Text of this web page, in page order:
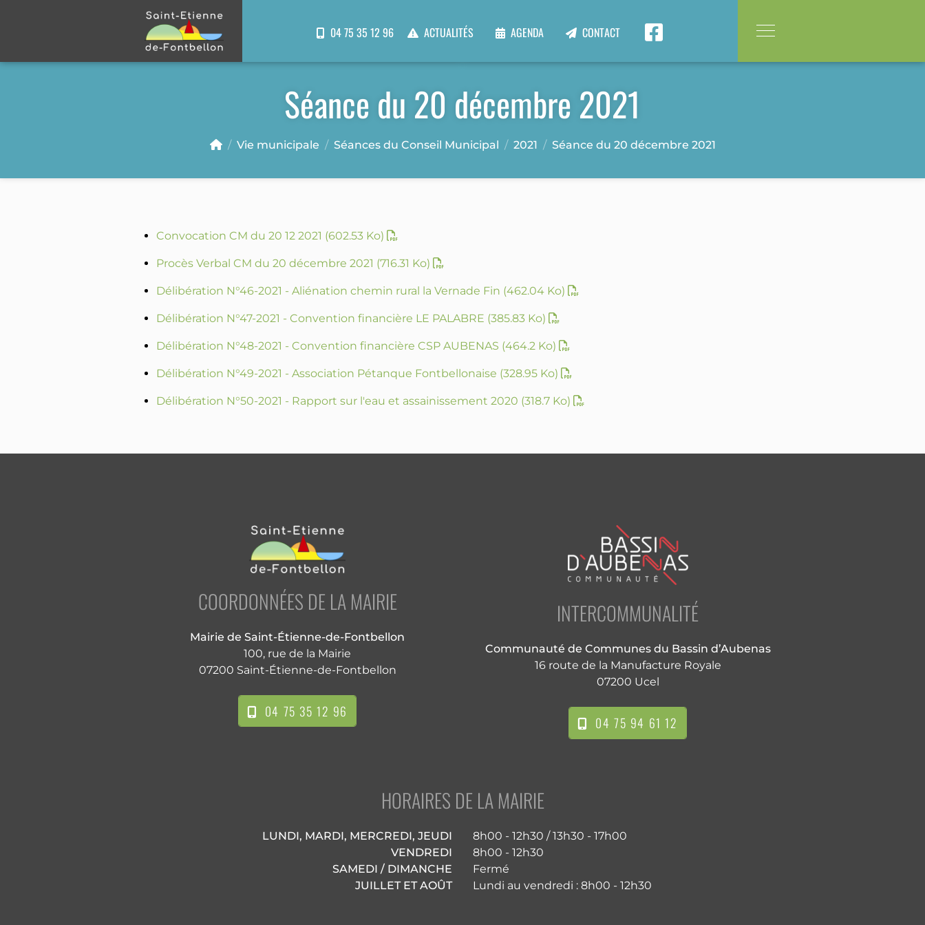
04 75 35 12 96 ACTUALITÉS AGENDA CONTACT
Séance du 20 décembre 2021
Vie municipale Séances du Conseil Municipal 2021 Séance du 20 décembre 2021
Convocation CM du 20 12 2021 (602.53 Ko)
Procès Verbal CM du 20 décembre 2021 (716.31 Ko)
Délibération N°46-2021 - Aliénation chemin rural la Vernade Fin (462.04 Ko)
Délibération N°47-2021 - Convention financière LE PALABRE (385.83 Ko)
Délibération N°48-2021 - Convention financière CSP AUBENAS (464.2 Ko)
Délibération N°49-2021 - Association Pétanque Fontbellonaise (328.95 Ko)
Délibération N°50-2021 - Rapport sur l'eau et assainissement 2020 (318.7 Ko)
COORDONNÉES DE LA MAIRIE
Mairie de Saint-Étienne-de-Fontbellon
100, rue de la Mairie
07200 Saint-Étienne-de-Fontbellon
04 75 35 12 96
INTERCOMMUNALITÉ
Communauté de Communes du Bassin d’Aubenas
16 route de la Manufacture Royale
07200 Ucel
04 75 94 61 12
HORAIRES DE LA MAIRIE
LUNDI, MARDI, MERCREDI, JEUDI
8h00 - 12h30 / 13h30 - 17h00
VENDREDI
8h00 - 12h30
SAMEDI / DIMANCHE
Fermé
JUILLET ET AOÛT
Lundi au vendredi : 8h00 - 12h30
Panneau de gestion des cookies